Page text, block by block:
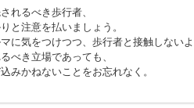
れるべき歩行者、
と注意を払いましょう。
に気をつけつつ、歩行者と接触しない
べき立場であっても、
みかねないことをお忘れなく。